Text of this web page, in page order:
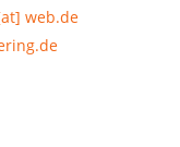
web.de